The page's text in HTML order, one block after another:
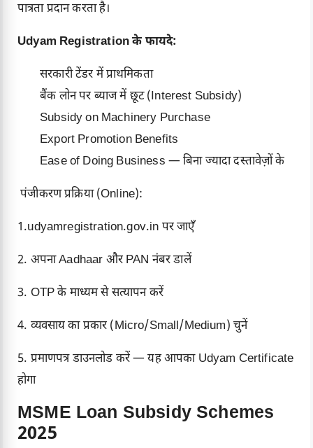
पात्रता प्रदान करता है।
Udyam Registration के फायदे:
सरकारी टेंडर में प्राथमिकता
बैंक लोन पर ब्याज में छूट (Interest Subsidy)
Subsidy on Machinery Purchase
Export Promotion Benefits
Ease of Doing Business — बिना ज्यादा दस्तावेज़ों के
पंजीकरण प्रक्रिया (Online):
1.udyamregistration.gov.in पर जाएँ
2. अपना Aadhaar और PAN नंबर डालें
3. OTP के माध्यम से सत्यापन करें
4. व्यवसाय का प्रकार (Micro/Small/Medium) चुनें
5. प्रमाणपत्र डाउनलोड करें — यह आपका Udyam Certificate
होगा
MSME Loan Subsidy Schemes
2025